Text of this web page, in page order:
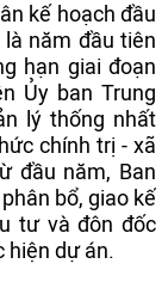
kế hoạch đầu
năm đầu tiên
hạn giai đoạn
Ủy ban Trung
lý thống nhất
chính trị - xã
đầu năm, Ban
bổ, giao kế
tư và đôn đốc
hiện dự án.